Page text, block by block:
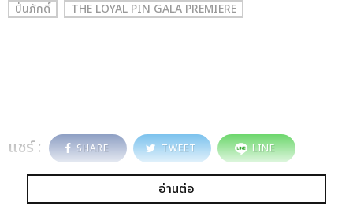
ปิ่นภักดิ์ THE LOYAL PIN GALA PREMIERE
แชร์ : SHARE TWEET LINE
อ่านต่อ